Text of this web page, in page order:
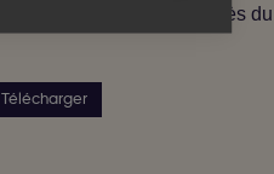
être commandée auprès du
Télécharger